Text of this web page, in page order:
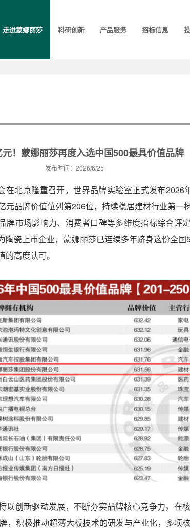
走进蒙娜丽莎 科研创新 产品服务 招标信息
！蒙娜丽莎再度入选中国500最具价值品牌
发布时间：2026/6/25
在北京隆重召开，世界品牌实验室正式发布2026
品牌价值位列第206位，持续稳居建材行业第一梯
牌市场影响力、消费者口碑等多维度指标综合评
陶瓷上市企业，蒙娜丽莎已连续多年跻身这份全
高度认可。
以创新驱动发展，不断夯实品牌核心竞争力。在
，积极推动超薄大板技术的研发与产业化，多项